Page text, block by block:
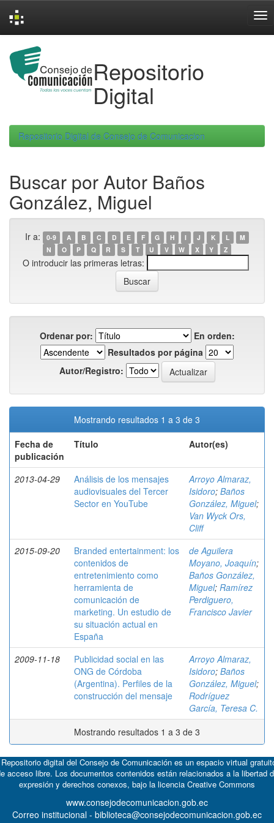
navigation
Repositorio
Digital
Repositorio Digital de Consejo de Comunicacion
Buscar por Autor Baños
González, Miguel
Ir a: 0-9 A B C D E F G H I J K L
M
N
O P Q R S T U V W X Y Z
O introducir las primeras letras:
Ordenar por:
En orden:
Resultados por página
Autor/Registro:
Mostrando resultados 1 a 3 de 3
Fecha de
publicación
Título Autor(es)
2013-04-29
Análisis de los mensajes
audiovisuales del Tercer
Sector en YouTube
Arroyo Almaraz,
Isidoro; Baños
González, Miguel;
Van Wyck Ors,
Cliff
2015-09-20
Branded entertainment: los
contenidos de
entretenimiento como
herramienta de
comunicación de
marketing. Un estudio de
su situación actual en
España
de Aguilera
Moyano, Joaquín;
Baños González,
Miguel; Ramírez
Perdiguero,
Francisco Javier
2009-11-18
Publicidad social en las
ONG de Córdoba
(Argentina). Perfiles de la
construcción del mensaje
Arroyo Almaraz,
Isidoro; Baños
González, Miguel;
Rodríguez
García, Teresa C.
Mostrando resultados 1 a 3 de 3
digital del Consejo de Comunicación es un espacio virtual
acceso libre. Los documentos contenidos están relacionados a la libertad
expresión y derechos conexos, bajo la licencia Creative Commons
www.consejodecomunicacion.gob.ec
Correo institucional - biblioteca@consejodecomunicacion.gob.ec